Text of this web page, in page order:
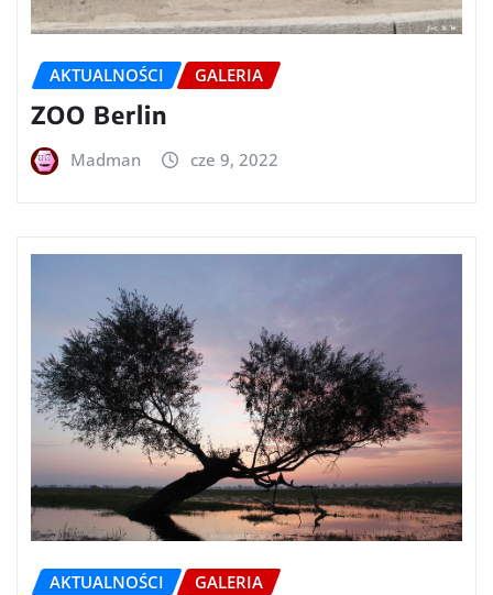
AKTUALNOŚCI GALERIA
ZOO Berlin
Madman cze 9, 2022
AKTUALNOŚCI GALERIA